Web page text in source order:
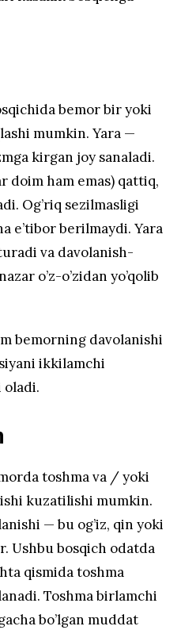
bemor bir yoki
mumkin. Yara —
kirgan joy sanaladi.
doim ham emas) qattiq,
Og’riq sezilmasligi
e’tibor berilmaydi. Yara
va davolanish-
o’z-o’zidan yo’qolib
bemorning davolanishi
ikkilamchi
oladi.
toshma va / yoki
kuzatilishi mumkin.
— bu og’iz, qin yoki
Ushbu bosqich odatda
qismida toshma
Toshma birlamchi
bo’lgan muddat